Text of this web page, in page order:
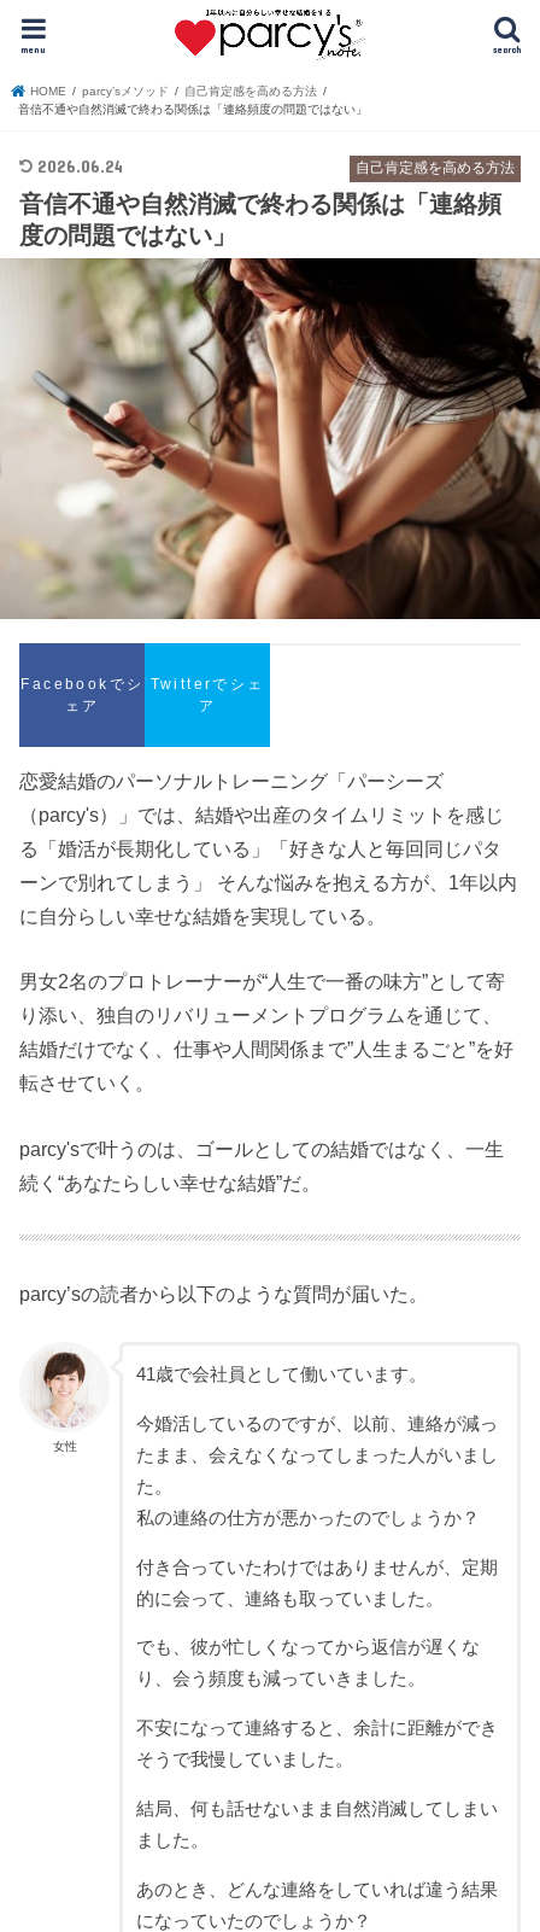
search
menu
HOME parcy’sメソッド
自己肯定感を高める方法
音信不通や自然消滅で終わる関係は「連絡頻度の問題ではない」
自己肯定感を高める方法
2026.06.24
音信不通や自然消滅で終わる関係は「連絡頻
度の問題ではない」
Facebookでシ
ェア
Twitterでシェ
ア
恋愛結婚のパーソナルトレーニング「パーシーズ
（parcy's）」では、結婚や出産のタイムリミットを感じ
る「婚活が長期化している」「好きな人と毎回同じパタ
ーンで別れてしまう」 そんな悩みを抱える方が、1年以内
に自分らしい幸せな結婚を実現している。
男女2名のプロトレーナーが“人生で一番の味方”として寄
り添い、独自のリバリューメントプログラムを通じて、
結婚だけでなく、仕事や人間関係まで”人生まるごと”を好
転させていく。
parcy'sで叶うのは、ゴールとしての結婚ではなく、一生
続く“あなたらしい幸せな結婚”だ。
parcy’sの読者から以下のような質問が届いた。
女性
41歳で会社員として働いています。
今婚活しているのですが、以前、連絡が減っ
たまま、会えなくなってしまった人がいまし
た。
私の連絡の仕方が悪かったのでしょうか？
付き合っていたわけではありませんが、定期
的に会って、連絡も取っていました。
でも、彼が忙しくなってから返信が遅くな
り、会う頻度も減っていきました。
不安になって連絡すると、余計に距離ができ
そうで我慢していました。
結局、何も話せないまま自然消滅してしまい
ました。
あのとき、どんな連絡をしていれば違う結果
になっていたのでしょうか？